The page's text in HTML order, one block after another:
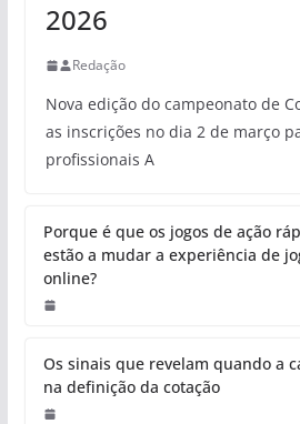
2026
Redação
Nova edição do campeonato de
as inscrições no dia 2 de março
profissionais A
Porque é que os jogos de ação
estão a mudar a experiência de
online?
Os sinais que revelam quando a
na definição da cotação